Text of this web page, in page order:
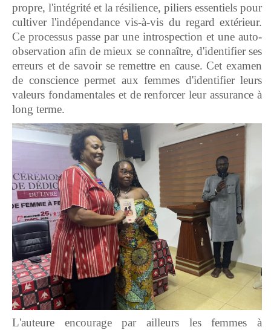
propre, l'intégrité et la résilience, piliers essentiels pour
cultiver l'indépendance vis-à-vis du regard extérieur.
Ce processus passe par une introspection et une auto-
observation afin de mieux se connaître, d'identifier ses
erreurs et de savoir se remettre en cause. Cet examen
de conscience permet aux femmes d'identifier leurs
valeurs fondamentales et de renforcer leur assurance à
long terme.
L'auteure encourage par ailleurs les femmes à